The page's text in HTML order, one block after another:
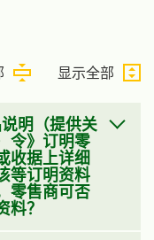
显示全部
明（提供关
令》订明零
收据上详细
等订明资料
零售商可否
？